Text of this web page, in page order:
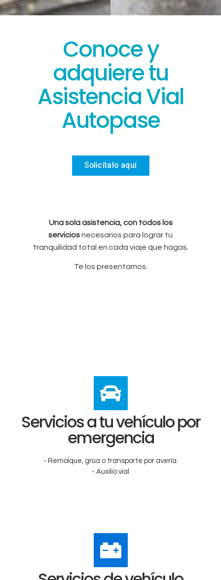
Conoce y
adquiere tu
Asistencia Vial
Autopase
Solicítalo aquí
Una sola asistencia, con todos los
serviciosnecesarios para lograr tu
tranquilidad total en cada viaje que hagas.
Te los presentamos:
Servicios a tu vehículo por
emergencia
- Remolque, grúa o transporte por avería.
- Auxilio vial